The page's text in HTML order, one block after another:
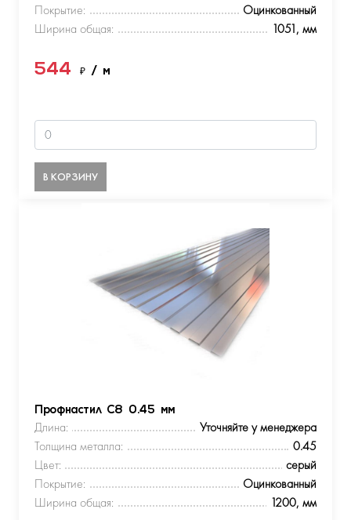
Покрытие:
Оцинкованный
Ширина общая:
1051, мм
544 ₽ / м
В КОРЗИНУ
Профнастил С8 0.45 мм
Длина:
Уточняйте у менеджера
Толщина металла:
0.45
Цвет:
серый
Покрытие:
Оцинкованный
Ширина общая:
1200, мм